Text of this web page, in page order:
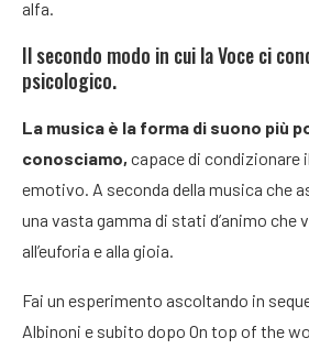
alfa.
Il secondo modo in cui la Voce ci
psicologico.
La musica è la forma di suono più
conosciamo, capace di condizionare
emotivo. A seconda della musica che
una vasta gamma di stati d’animo che
all’euforia e alla gioia.
Fai un esperimento ascoltando in
Albinoni e subito dopo On top of the